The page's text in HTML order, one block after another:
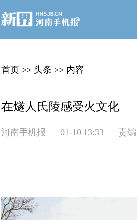
首页 >> 头条 >> 内容
在燧人氏陵感受火文化
河南手机报 01-10 13:33 责